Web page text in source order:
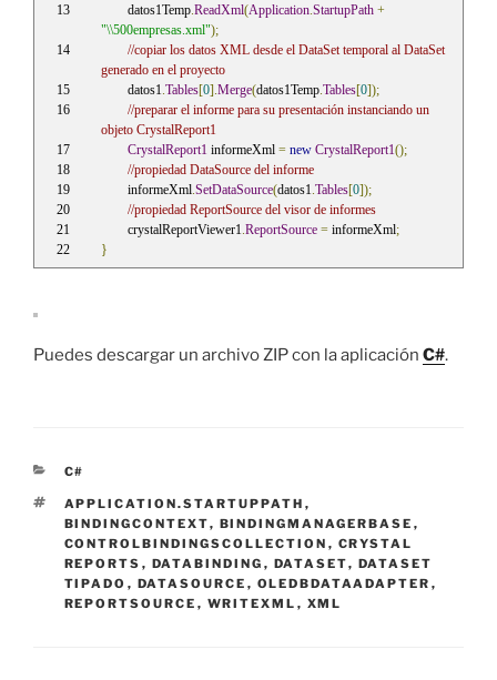
	datos1Temp
.ReadXml(Application.StartupPath +
"\\500empresas.xml");
//copiar los datos XML desde el DataSet temporal al DataSet
generado en el proyecto
	datos1
.Tables[0].Merge(datos1Temp.Tables[0]);
//preparar el informe para su presentación instanciando un
objeto CrystalReport1
CrystalReport1 informeXml = new CrystalReport1();
//propiedad DataSource del informe
	informeXml
.SetDataSource(datos1.Tables[0]);
//propiedad ReportSource del visor de informes
	crystalReportViewer1
.ReportSource = informeXml;
}
Puedes descargar un archivo ZIP con la aplicación C#.
CATEGORÍAS
C#
ETIQUETAS
APPLICATION.STARTUPPATH ,
BINDINGCONTEXT, BINDINGMANAGERBASE ,
CONTROLBINDINGSCOLLECTION , CRYSTAL
REPORTS , DATABINDING , DATASET, DATASET
TIPADO , DATASOURCE , OLEDBDATAADAPTER ,
REPORTSOURCE , WRITEXML , XML